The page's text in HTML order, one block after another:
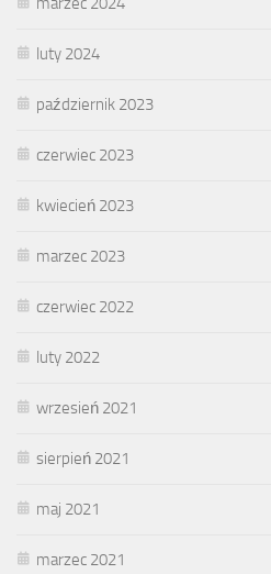
luty 2024
październik 2023
czerwiec 2023
kwiecień 2023
marzec 2023
czerwiec 2022
luty 2022
wrzesień 2021
sierpień 2021
maj 2021
marzec 2021